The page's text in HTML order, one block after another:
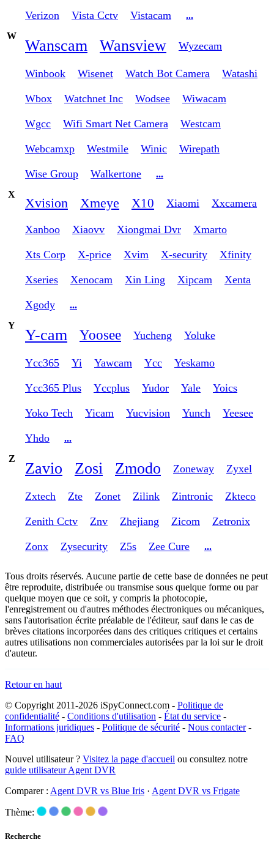
Verizon Vista Cctv Vistacam
...
W
Wanscam Wansview Wyzecam
Winbook Wisenet Watch Bot Camera Watashi
Wbox Watchnet Inc Wodsee Wiwacam
Wgcc Wifi Smart Net Camera Westcam
Webcamxp Westmile Winic Wirepath
Wise Group Walkertone
...
X
Xvision Xmeye X10 Xiaomi Xxcamera
Xanboo Xiaovv Xiongmai Dvr Xmarto
Xts Corp X-price Xvim X-security Xfinity
Xseries Xenocam Xin Ling Xipcam Xenta
Xgody
...
Y
Y-cam Yoosee Yucheng Yoluke
Ycc365 Yi Yawcam Ycc Yeskamo
Ycc365 Plus Yccplus Yudor Yale Yoics
Yoko Tech Yicam Yucvision Yunch Yeesee
Yhdo
...
Z
Zavio Zosi Zmodo Zoneway Zyxel
Zxtech Zte Zonet Zilink Zintronic Zkteco
Zenith Cctv Znv Zhejiang Zicom Zetronix
Zonx Zysecurity Z5s Zee Cure ...
Tous droits réservés. Aucune partie de cette base de données ne peut
être reproduite, distribuée ou transmise sous quelque forme ou par
quelque moyen que ce soit, y compris la photocopie,
l'enregistrement ou d'autres méthodes électroniques ou mécaniques,
sans l'autorisation écrite préalable de l'éditeur, sauf dans le cas de
brèves citations incorporées dans des critiques critiques et certains
autres utilisations non commerciales autorisées par la loi sur le droit
d'auteur.
Retour en haut
© Copyright 2011-2026 iSpyConnect.com - Politique de
confidentialité - Conditions d'utilisation - État du service -
Informations juridiques - Politique de sécurité - Nous contacter-
FAQ
Nouvel utilisateur ? Visitez la page d'accueil ou consultez notre
guide utilisateur Agent DVR
Comparer : Agent DVR vs Blue Iris · Agent DVR vs Frigate
Thème:
Recherche